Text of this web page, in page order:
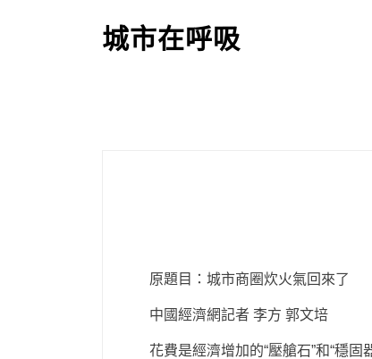
城市在呼吸
原題目：城市商圈炊火氣回來了
中國經濟網記者 李方 郭文培
花費是經濟增加的“壓艙石”和“穩